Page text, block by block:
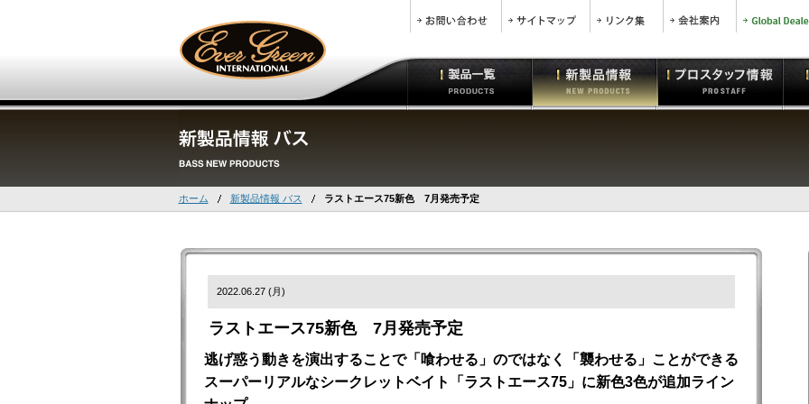
ホーム 新製品情報 バス ラストエース75新色 7月発売予定
2022.06.27 (月)
ラストエース75新色 7月発売予定
逃げ惑う動きを演出することで「喰わせる」のではなく「襲わせる」ことができる
スーパーリアルなシークレットベイト「ラストエース75」に新色3色が追加ライン